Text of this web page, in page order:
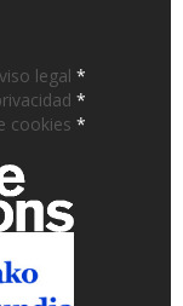
legal *
*
cookies *